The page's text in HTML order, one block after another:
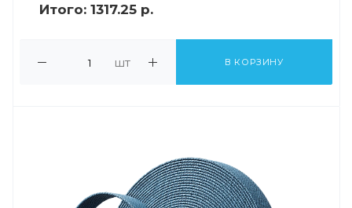
Итого: 1317.25 р.
шт В КОРЗИНУ